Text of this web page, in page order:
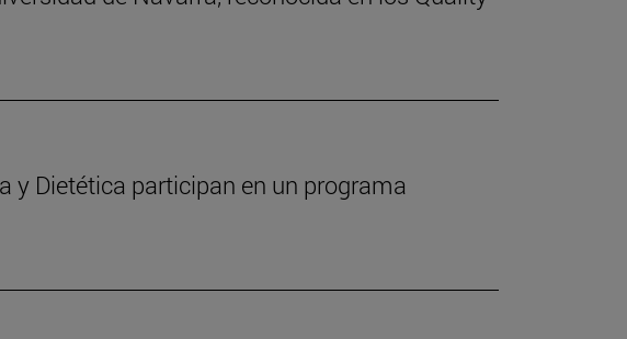
y Dietética participan en un programa